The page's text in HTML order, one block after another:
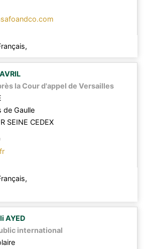
AVRIL
la Cour d'appel de Versailles
de Gaulle
SEINE CEDEX
AYED
international